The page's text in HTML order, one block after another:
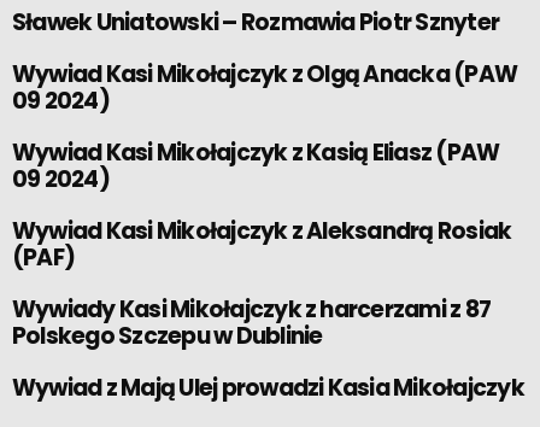
Sławek Uniatowski – Rozmawia Piotr Sznyter
Wywiad Kasi Mikołajczyk z Olgą Anacka (PAW
09 2024)
Wywiad Kasi Mikołajczyk z Kasią Eliasz (PAW
09 2024)
Wywiad Kasi Mikołajczyk z Aleksandrą Rosiak
(PAF)
Wywiady Kasi Mikołajczyk z harcerzami z 87
Polskego Szczepu w Dublinie
Wywiad z Mają Ulej prowadzi Kasia Mikołajczyk